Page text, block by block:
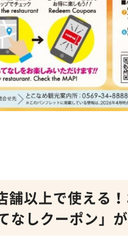
舗以上で使える
なしクーポン」